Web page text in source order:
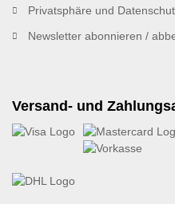
Privatsphäre und
Newsletter abonnieren /
Versand- und